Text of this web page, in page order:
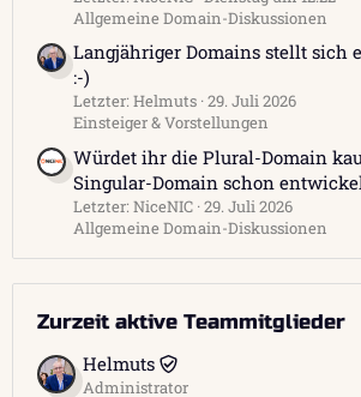
Allgemeine Domain-Diskussionen
Langjähriger Domains stellt sich
:-)
Letzter: Helmuts 29. Juli 2026
Einsteiger & Vorstellungen
Würdet ihr die Plural-Domain
Singular-Domain schon
Letzter: NiceNIC 29. Juli 2026
Allgemeine Domain-Diskussionen
Zurzeit aktive Teammitglieder
Helmuts
Administrator